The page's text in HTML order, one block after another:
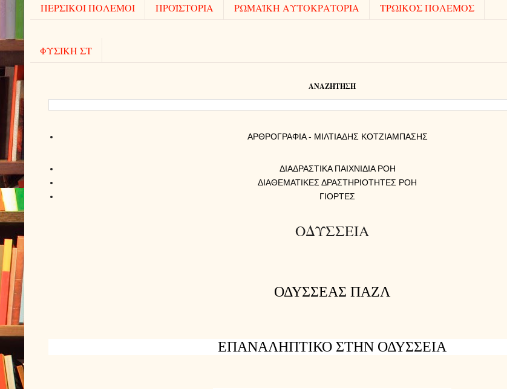
ΠΕΡΣΙΚΟΙ ΠΟΛΕΜΟΙ
ΠΡΟΪΣΤΟΡΙΑ ΡΩΜΑΪΚΗ ΑΥΤΟΚΡΑΤΟΡΙΑ ΤΡΩΙΚΟΣ ΠΟΛΕΜΟΣ
ΦΥΣΙΚΗ ΣΤ
ΑΝΑΖΗΤΗΣΗ
AΡΘΡΟΓΡΑΦΙΑ - ΜΙΛΤΙΑΔΗΣ ΚΟΤΖΙΑΜΠΑΣΗΣ
ΔΙΑΔΡΑΣΤΙΚΑ ΠΑΙΧΝΙΔΙΑ ΡΟΗ
ΔΙΑΘΕΜΑΤΙΚΕΣ ΔΡΑΣΤΗΡΙΟΤΗΤΕΣ ΡΟΗ
ΓΙΟΡΤΕΣ
ΟΔΥΣΣΕΙΑ
ΟΔΥΣΣΕΑΣ ΠΑΖΛ
ΕΠΑΝΑΛΗΠΤΙΚΟ ΣΤΗΝ ΟΔΥΣΣΕΙΑ